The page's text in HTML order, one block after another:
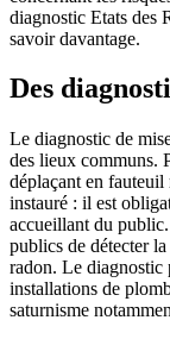
diagnostic Etats des
savoir davantage.
Des
Le diagnostic de
des lieux communs.
déplaçant en
instauré : il est
accueillant du
publics de détecter
radon. Le diagnostic
installations de
saturnisme